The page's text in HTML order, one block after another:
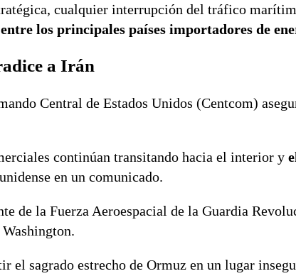
cualquier interrupción del tráfico
los principales países importadores de
a Irán
Central de Estados Unidos (Centcom)
continúan transitando hacia el interior y
en un comunicado.
de la Fuerza Aeroespacial de la Guardia
el sagrado estrecho de Ormuz en un lugar